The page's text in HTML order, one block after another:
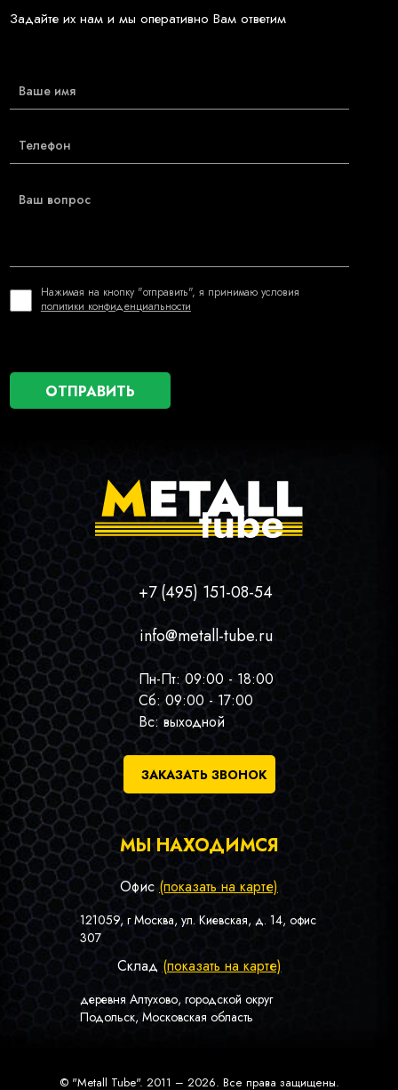
Задайте их нам и мы оперативно Вам ответим
Нажимая на кнопку "отправить", я принимаю условия
политики конфиденциальности
+7 (495) 151-08-54
info@metall-tube.ru
Пн-Пт: 09:00 - 18:00
Сб: 09:00 - 17:00
Вс: выходной
ЗАКАЗАТЬ ЗВОНОК
МЫ НАХОДИМСЯ
Офис (показать на карте)
121059, г Москва, ул. Киевская, д. 14, офис
307
Склад (показать на карте)
деревня Алтухово, городской округ
Подольск, Московская область
© "Metall Tube". 2011 – 2026. Все права защищены.